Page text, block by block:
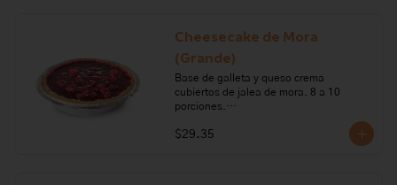
sulfitos, soya
Cheesecake de Mora
(Grande)
Base de galleta y queso crema
cubiertos de jalea de mora. 8 a 10
porciones.
Ingredientes: queso crema, crema de
$29.35